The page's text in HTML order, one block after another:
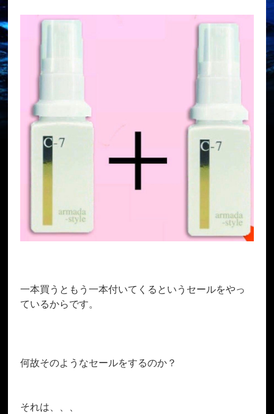
一本買うともう一本付いてくるというセールをやっ
ているからです。
何故そのようなセールをするのか？
それは、、、